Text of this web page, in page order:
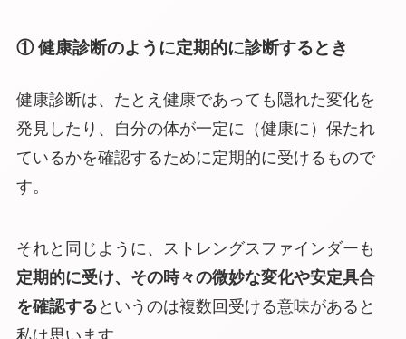
① 健康診断のように定期的に診断するとき
健康診断は、たとえ健康であっても隠れた変化を
発見したり、自分の体が一定に（健康に）保たれ
ているかを確認するために定期的に受けるもので
す。
それと同じように、ストレングスファインダーも
定期的に受け、その時々の微妙な変化や安定具合
を確認する というのは複数回受ける意味があると
私は思います。